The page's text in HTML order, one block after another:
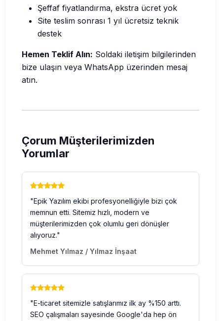
Şeffaf fiyatlandırma, ekstra ücret yok
Site teslim sonrası 1 yıl ücretsiz teknik
destek
Hemen Teklif Alın: Soldaki iletişim bilgilerinden
bize ulaşın veya WhatsApp üzerinden mesaj
atın.
Çorum Müşterilerimizden
Yorumlar
"Epik Yazılım ekibi profesyonelliğiyle bizi çok
memnun etti. Sitemiz hızlı, modern ve
müşterilerimizden çok olumlu geri dönüşler
alıyoruz."
Mehmet Yılmaz / Yılmaz İnşaat
"E-ticaret sitemizle satışlarımız ilk ay %150 arttı.
SEO çalışmaları sayesinde Google'da hep ön